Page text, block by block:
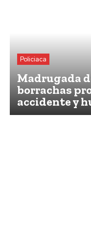
Policiaca
Madrugada
borrachas
accidente y